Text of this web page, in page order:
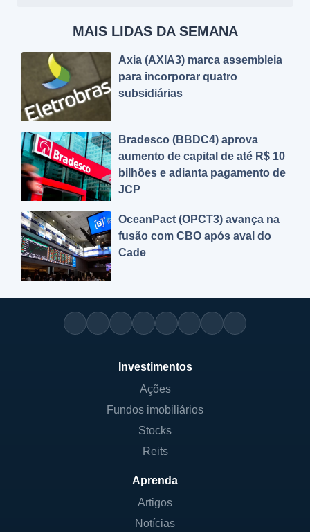
MAIS LIDAS DA SEMANA
Axia (AXIA3) marca assembleia
para incorporar quatro
subsidiárias
Bradesco (BBDC4) aprova
aumento de capital de até R$ 10
bilhões e adianta pagamento de
JCP
OceanPact (OPCT3) avança na
fusão com CBO após aval do
Cade
Investimentos
Ações
Fundos imobiliários
Stocks
Reits
Aprenda
Artigos
Notícias